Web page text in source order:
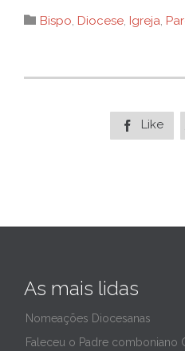
 Category
Bispo, Diocese, Igreja,
 Like
As mais lidas
Nomeações Diocesanas
Faleceu o Padre comboniano